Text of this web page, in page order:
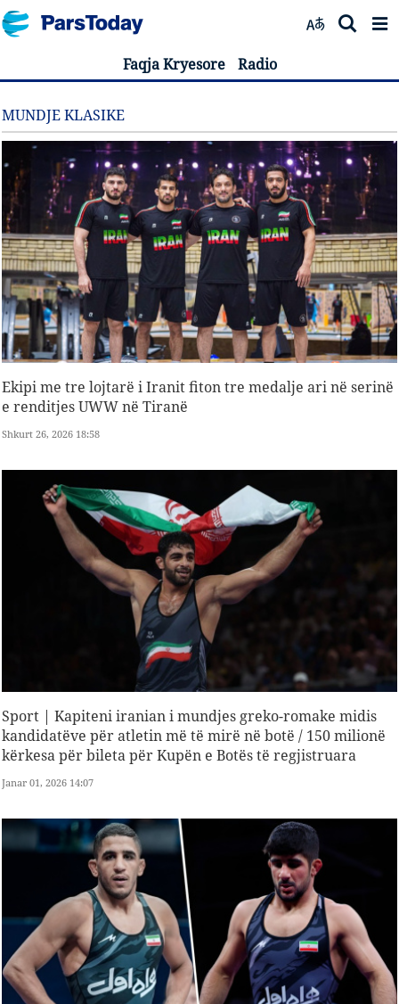
Faqja Kryesore Radio
MUNDJE KLASIKE
Ekipi me tre lojtarë i Iranit fiton tre medalje ari në serinë
e renditjes UWW në Tiranë
Shkurt 26, 2026 18:58
Sport | Kapiteni iranian i mundjes greko-romake midis
kandidatëve për atletin më të mirë në botë / 150 milionë
kërkesa për bileta për Kupën e Botës të regjistruara
Janar 01, 2026 14:07